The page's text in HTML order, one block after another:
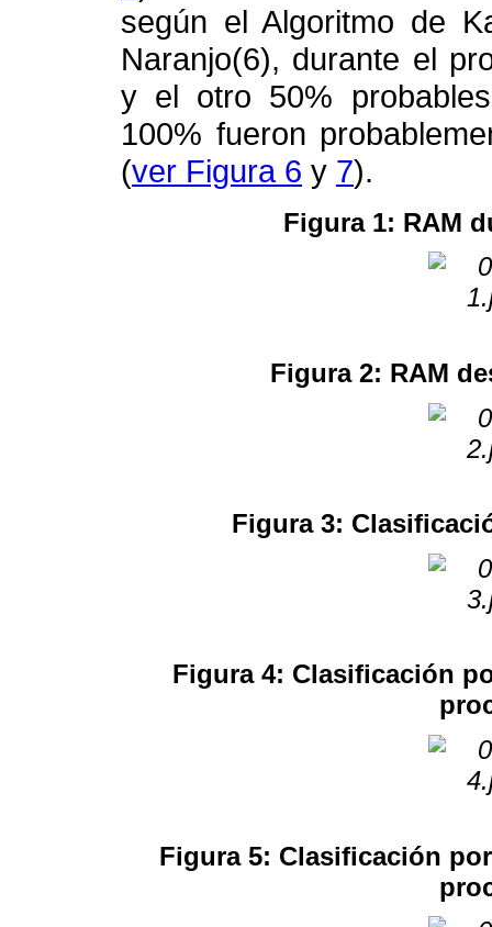
según el Algoritmo de
Naranjo(6), durante el
y el otro 50%
100% fueron
(ver Figura 6 y 7).
Figura 1: RAM
Figura 2: RAM
Figura 3:
Figura 4: Clasificación
Figura 5: Clasificación